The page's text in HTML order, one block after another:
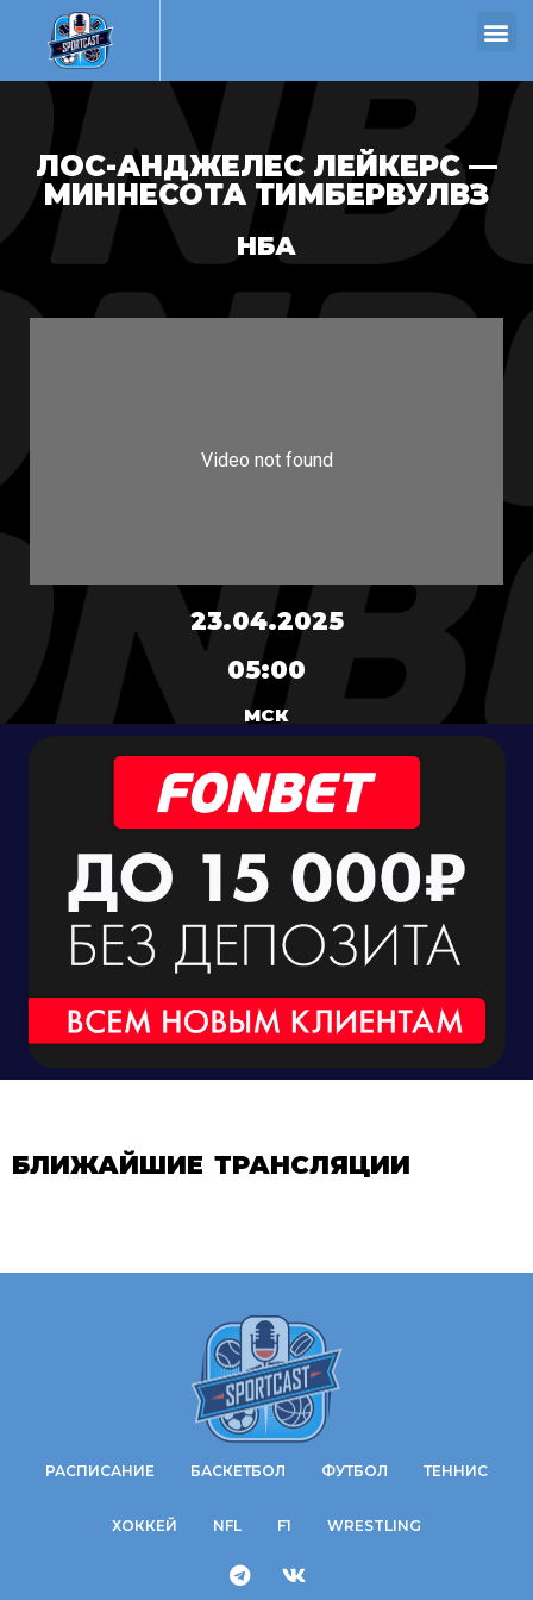
ЛОС-АНДЖЕЛЕС ЛЕЙКЕРС —
МИННЕСОТА ТИМБЕРВУЛВЗ
НБА
23.04.2025
05:00
МСК
БЛИЖАЙШИЕ ТРАНСЛЯЦИИ
РАСПИСАНИЕ БАСКЕТБОЛ ФУТБОЛ ТЕННИС
ХОККЕЙ NFL F1 WRESTLING